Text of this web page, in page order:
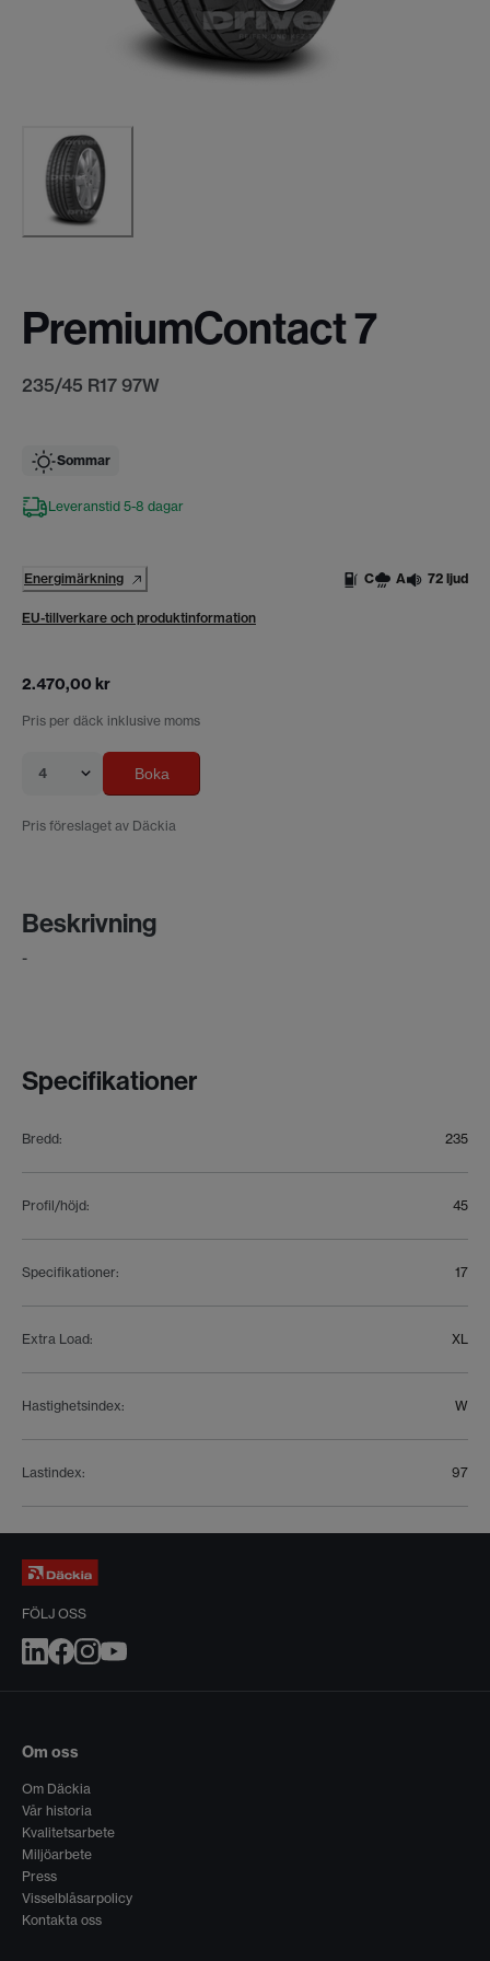
PremiumContact 7
235/45 R17 97W
Sommar
Leveranstid 5-8 dagar
Energimärkning C A 72 ljud
EU-tillverkare och produktinformation
2.470,00 kr
Pris per däck inklusive moms
4 Boka
Pris föreslaget av Däckia
Beskrivning
-
Specifikationer
Bredd: 235
Profil/höjd: 45
Specifikationer: 17
Extra Load: XL
Hastighetsindex: W
Lastindex: 97
FÖLJ OSS
Om oss
Om Däckia
Vår historia
Kvalitetsarbete
Miljöarbete
Press
Visselblåsarpolicy
Kontakta oss